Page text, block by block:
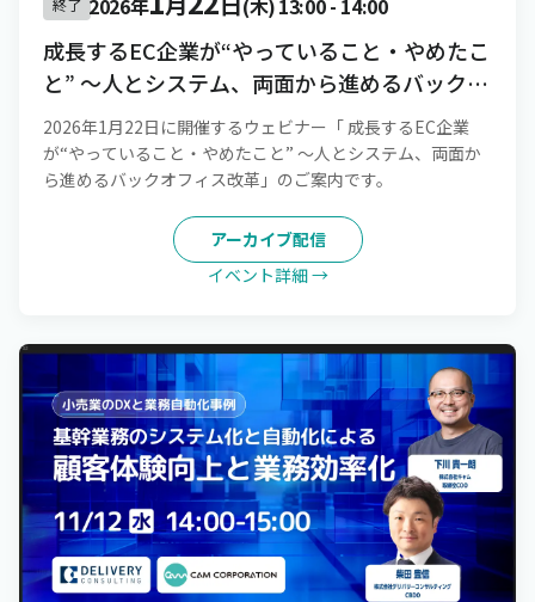
2026年 (木)13:00- 14:00
成長するEC企業が“やっていること・やめたこ
と” 〜人とシステム、両面から進めるバックオ
フィス改革
2026年1月22日に開催するウェビナー「 成長するEC企業
が“やっていること・やめたこと” 〜人とシステム、両面か
ら進めるバックオフィス改革」のご案内です。
アーカイブ配信
イベント詳細 →